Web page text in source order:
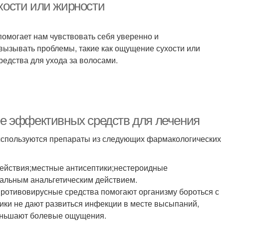
или жирности
нам чувствовать себя уверенно и
проблемы, такие как ощущение сухости или
для ухода за волосами.
эффективных средств для лечения
препараты из следующих фармакологических
антисептики;нестероидные
анальгетическим действием.
средства помогают организму бороться с
не дают развиться инфекции в месте высыпаний,
болевые ощущения.